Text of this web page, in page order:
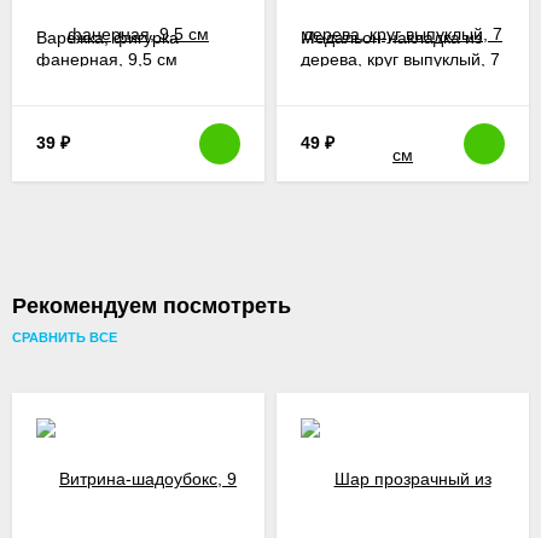
Варежка, фигурка
фанерная, 9,5 см
39 ₽
Медальон-накладка из
дерева, круг выпуклый, 7
49 ₽
Рекомендуем посмотреть
СРАВНИТЬ ВСЕ